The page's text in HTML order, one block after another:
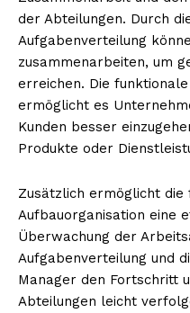
der Abteilungen. Durch
Aufgabenverteilung
zusammenarbeiten, um
erreichen. Die
ermöglicht es
Kunden besser
Produkte oder
Zusätzlich ermöglicht die
Aufbauorganisation eine
Überwachung der
Aufgabenverteilung und
Manager den Fortschritt
Abteilungen leicht